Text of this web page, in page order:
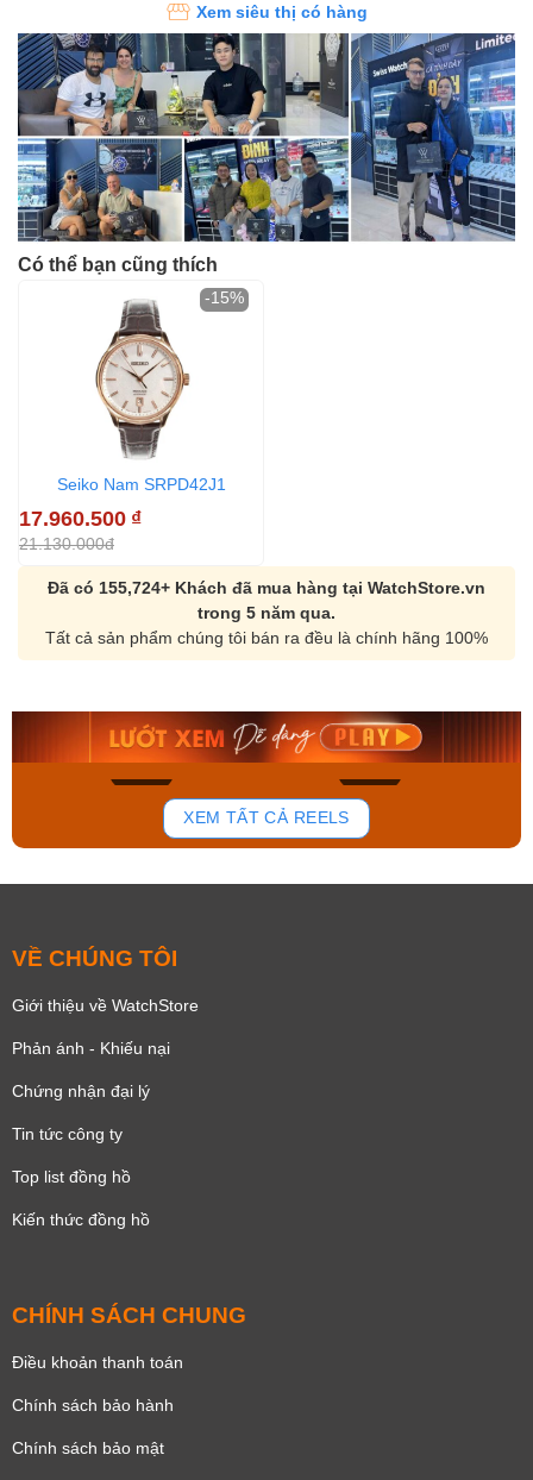
Xem siêu thị có hàng
Có thể bạn cũng thích
Seiko Nam SRPD42J1
17.960.500 ₫
21.130.000đ
-15%
Đã có 155,724+ Khách đã mua hàng tại WatchStore.vn
trong 5 năm qua.
Tất cả sản phẩm chúng tôi bán ra đều là chính hãng 100%
140
Orient Nam RA-
Mua ngay
Casio Nam MTS-
Mua ngay
XEM TẤT CẢ REELS
VỀ CHÚNG TÔI
Giới thiệu về WatchStore
Phản ánh - Khiếu nại
Chứng nhận đại lý
Tin tức công ty
Top list đồng hồ
Kiến thức đồng hồ
CHÍNH SÁCH CHUNG
Điều khoản thanh toán
Chính sách bảo hành
Chính sách bảo mật